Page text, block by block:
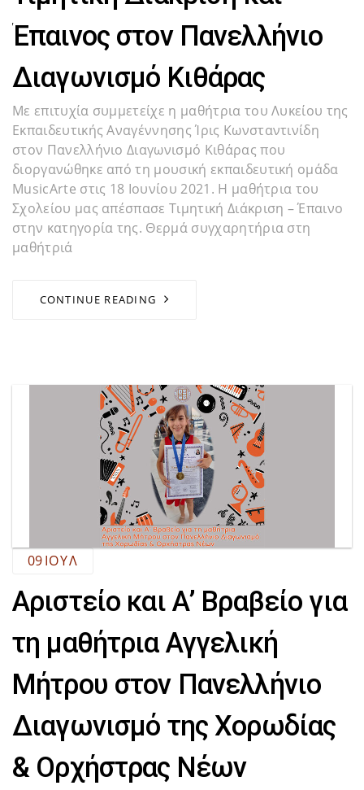
Έπαινος στον Πανελλήνιο
Διαγωνισμό Κιθάρας
Με επιτυχία συμμετείχε η μαθήτρια του Λυκείου της
Εκπαιδευτικής Αναγέννησης Ίρις Κωνσταντινίδη
στον Πανελλήνιο Διαγωνισμό Κιθάρας που
διοργανώθηκε από τη μουσική εκπαιδευτική ομάδα
MusicArte στις 18 Ιουνίου 2021. Η μαθήτρια του
Σχολείου μας απέσπασε Τιμητική Διάκριση – Έπαινο
στην κατηγορία της. Θερμά συγχαρητήρια στη
μαθήτριά
CONTINUE READING
09ΙΟΎΛ
Αριστείο και Α’ Βραβείο για
τη μαθήτρια Αγγελική
Μήτρου στον Πανελλήνιο
Διαγωνισμό της Χορωδίας
& Ορχήστρας Νέων